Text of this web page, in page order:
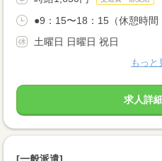
●9：15〜18：15（休憩時
土曜日 日曜日 祝日
もっと
求人詳